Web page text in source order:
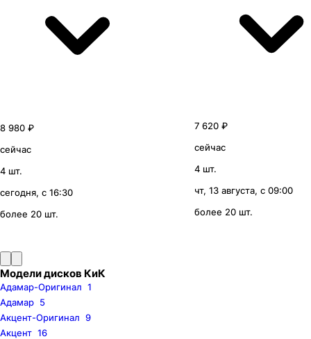
8 980 ₽
сейчас
4 шт.
сегодня, с 16:30
более 20 шт.
7 620 ₽
сейчас
4 шт.
чт, 13 августа, с 09:00
более 20 шт.
Модели дисков КиК
Адамар-Оригинал 1
Адамар 5
Акцент-Оригинал 9
Акцент 16